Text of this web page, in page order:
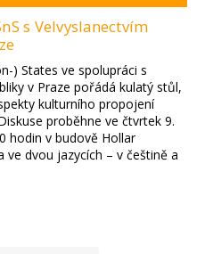
s Velvyslanectvím
) States ve spolupráci s
v Praze pořádá kulatý stůl,
kulturního propojení
proběhne ve čtvrtek 9.
hodin v budově Hollar
ve dvou jazycích – v češtině a